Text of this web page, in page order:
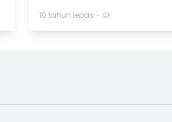
10 tahun lepas ⋅